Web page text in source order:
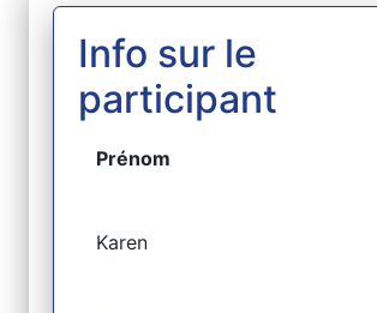
Info sur le
participant
Prénom
Karen